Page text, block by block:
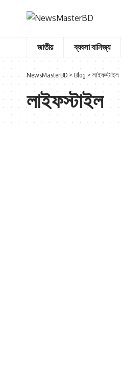
জাতীয় ব্যবসা বানিজ্য
NewsMasterBD >Blog > লাইফস্টাইল
লাইফস্টাইল